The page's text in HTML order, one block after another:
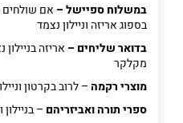
במשלוח ספיישל – אם שולחים
בספוג אריזה וניילון נצמד
בדואר שליחים – אריזה
מקלקר
מוצרי רקמה – לרוב בקרטון
ספרי תורה ואביזריהם –